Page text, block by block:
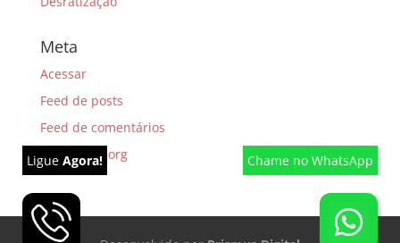
Meta
Acessar
Feed de posts
Feed de comentários
WordPress.org
Ligue Agora! Chame no WhatsApp